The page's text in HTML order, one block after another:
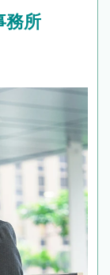
務所